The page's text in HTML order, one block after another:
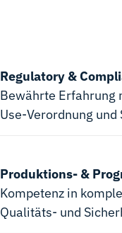
Regulatory &
Bewährte Erfahrung
Use-Verordnung
Produktions- &
Kompetenz in
Qualitäts- und